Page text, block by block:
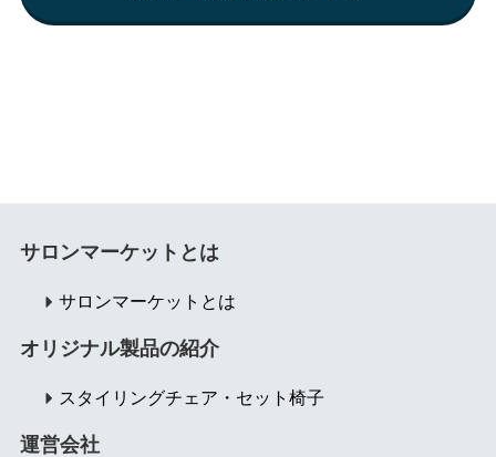
サロンマーケットとは
サロンマーケットとは
オリジナル製品の紹介
スタイリングチェア・セット椅子
運営会社